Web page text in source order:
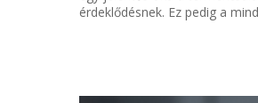
érdeklődésnek. Ez pedig a